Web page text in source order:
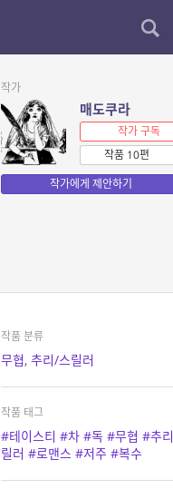
작가
매도쿠라
작가 구독
작품 10편
작가에게 제안하기
작품 분류
무협, 추리/스릴러
작품 태그
#테이스티 #차 #독 #무협 #추리
릴러 #로맨스 #저주 #복수